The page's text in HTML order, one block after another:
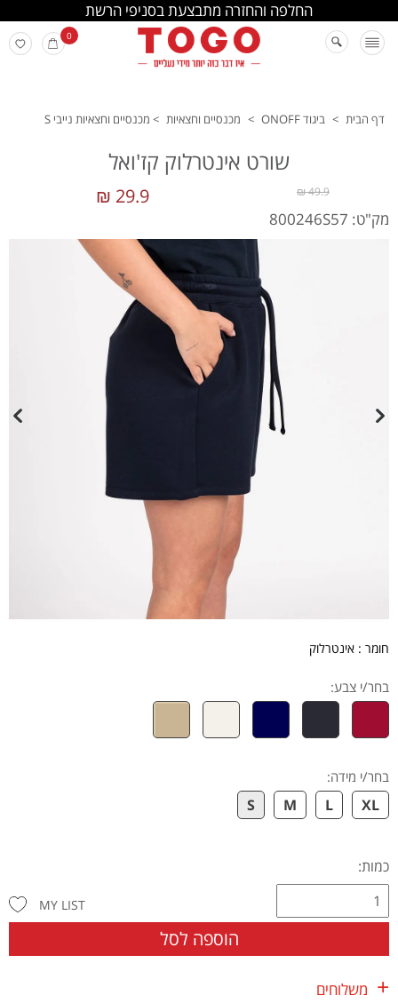
החלפה והחזרה מתבצעת בסניפי הרשת
0
דף הבית > ביגוד ONOFF > מכנסיים וחצאיות > מכנסיים וחצאיות נייבי S
שורט אינטרלוק קז'ואל
29.9 ₪ 49.9 ₪
מק"ט: 800246S57
חומר : אינטרלוק
בחר/י צבע:
בחר/י מידה:
XL
L
M
S
כמות:
הוספה לסל
MY LIST
משלוחים